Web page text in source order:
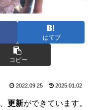
はてブ
コピー
2022.09.25 2025.01.02
更新ができています。